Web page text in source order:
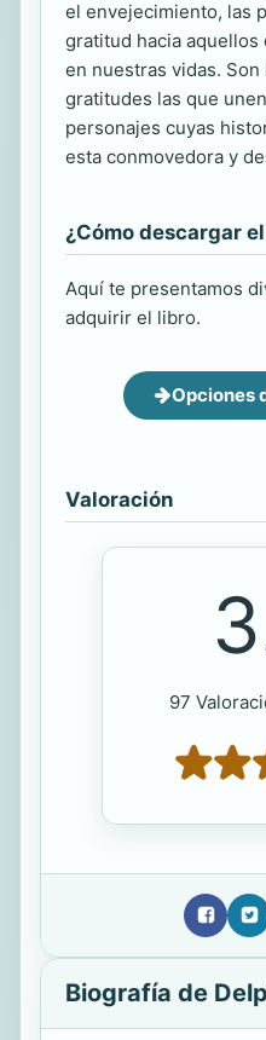
el envejecimiento, las
gratitud hacia
en nuestras vidas.
gratitudes las que
personajes cuyas
esta conmovedora y
¿Cómo descargar
Aquí te presentamos
adquirir el libro.
Opciones
Valoración
97
Biografía de